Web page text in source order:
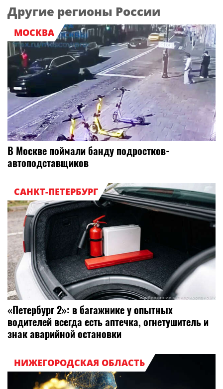
Другие регионы России
МОСКВА
В Москве поймали банду подростков-
автоподставщиков
САНКТ-ПЕТЕРБУРГ
«Петербург 2»: в багажнике у опытных
водителей всегда есть аптечка, огнетушитель и
знак аварийной остановки
НИЖЕГОРОДСКАЯ ОБЛАСТЬ